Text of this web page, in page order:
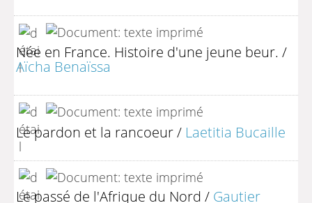
Née en France. Histoire d'une jeune beur. /
Aïcha Benaïssa
Le pardon et la rancoeur/ Laetitia Bucaille
Le passé de l'Afrique du Nord / Gautier